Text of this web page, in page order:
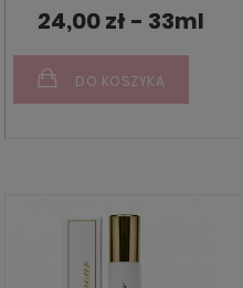
24,00 zł - 33ml
DO KOSZYKA